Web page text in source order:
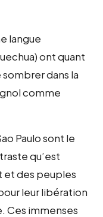
langue
ont quant
sombrer dans la
comme
Paulo sont le
qu’est
et des peuples
leur libération
Ces immenses